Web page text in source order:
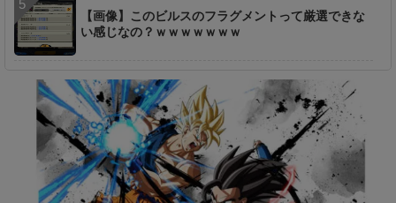
【画像】このビルスのフラグメントって厳選できな
い感じなの？ｗｗｗｗｗｗｗ